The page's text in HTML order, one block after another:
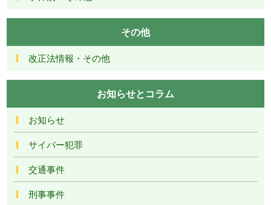
その他
改正法情報・その他
お知らせとコラム
お知らせ
サイバー犯罪
交通事件
刑事事件